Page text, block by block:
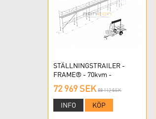
STÄLLNINGSTRAILER -
FRAME® - 70kvm -
RAMSTÄLLNING
72 969 SEK 88 112 SEK
INFO KÖP